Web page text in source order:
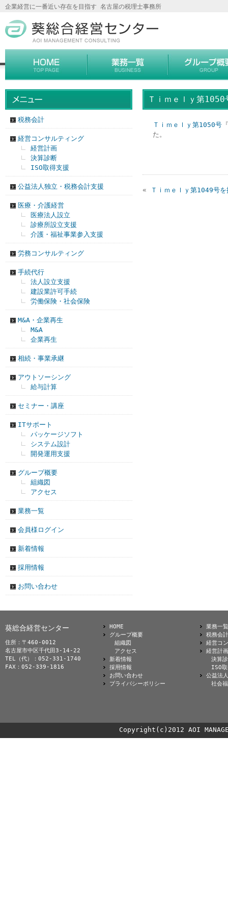
企業経営に一番近い存在を目指す 名古屋の税理士事務所
税務会計
経営コンサルティング
経営計画
決算診断
ISO取得支援
公益法人独立・税務会計支援
医療・介護経営
医療法人設立
診療所設立支援
介護・福祉事業参入支援
労務コンサルティング
手続代行
法人設立支援
建設業許可手続
労働保険・社会保険
M&A・企業再生
M&A
企業再生
相続・事業承継
アウトソーシング
給与計算
セミナー・講座
ITサポート
パッケージソフト
システム設計
開発運用支援
グループ概要
組織図
アクセス
業務一覧
会員様ログイン
新着情報
採用情報
お問い合わせ
Ｔｉｍｅｌｙ第1050
Ｔｉｍｅｌｙ第1050号
た。
« Ｔｉｍｅｌｙ第1049号
葵総合経営センター
住所：〒460-0012
名古屋市中区千代田3-14-22
TEL（代）：052-331-1740
FAX：052-339-1816
HOME
グループ概要
組織図
アクセス
新着情報
採用情報
お問い合わせ
プライバシーポリシー
業務一覧
税務会計
経営コ
経営計画
決算
ISO
公益法
社会
Copyright(c)2012 AOI